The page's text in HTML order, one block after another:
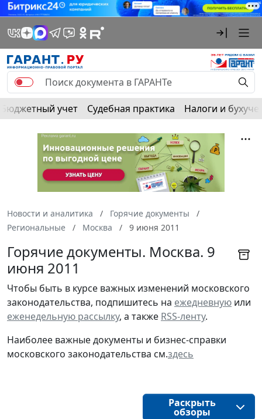
Бюджетный учет Судебная практика Налоги и
Новости и аналитика
Горячие документы
Региональные
Москва 9 июня 2011
Горячие документы. Москва. 9
июня 2011
Чтобы быть в курсе важных изменений московского
законодательства, подпишитесь на ежедневную или
еженедельную рассылку, а также RSS-ленту.
Наиболее важные документы и бизнес-справки
московского законодательства см.здесь
Раскрыть
обзоры